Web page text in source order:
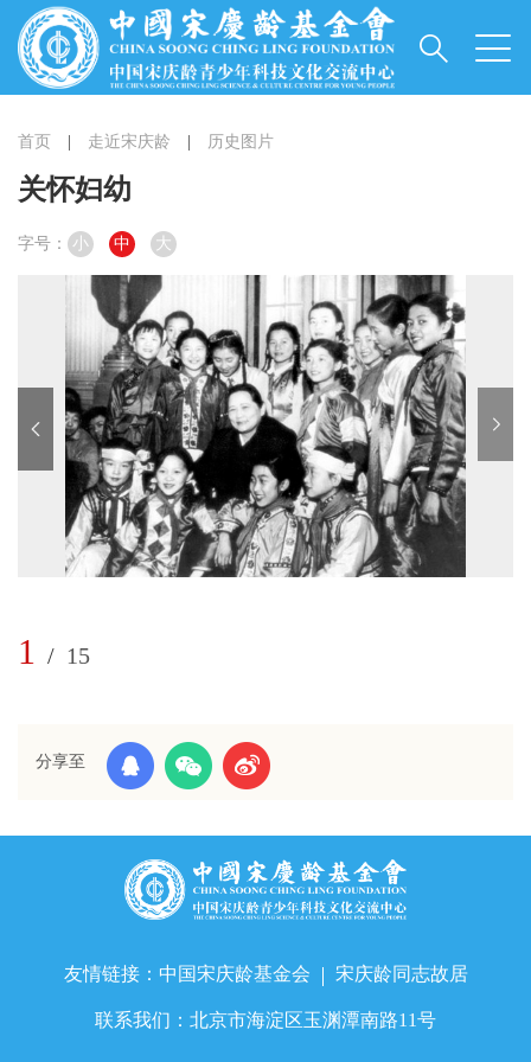
首页 走近宋庆龄 历史图片
关怀妇幼
字号： 小 中 大
1 / 15
分享至
友情链接： 中国宋庆龄基金会 宋庆龄同志故居
联系我们： 北京市海淀区玉渊潭南路11号